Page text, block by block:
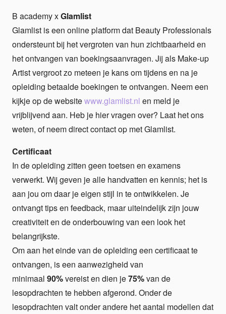
B academy xGlamlist
Glamlist is een online platform dat Beauty Professionals
ondersteunt bij het vergroten van hun zichtbaarheid en
het ontvangen van boekingsaanvragen. Jij als Make-up
Artist vergroot zo meteen je kans om tijdens en na je
opleiding betaalde boekingen te ontvangen. Neem een
kijkje op de websitewww.glamlist.nl en meld je
vrijblijvend aan. Heb je hier vragen over? Laat het ons
weten, of neem direct contact op met Glamlist.
Certificaat
In de opleiding zitten geen toetsen en examens
verwerkt. Wij geven je alle handvatten en kennis; het is
aan jou om daar je eigen stijl in te ontwikkelen. Je
ontvangt tips en feedback, maar uiteindelijk zijn jouw
creativiteit en de onderbouwing van een look het
belangrijkste.
Om aan het einde van de opleiding een certificaat te
ontvangen, is een aanwezigheid van
minimaal 90%vereist en dien je75%van de
lesopdrachten te hebben afgerond. Onder de
lesopdrachten valt onder andere het aantal modellen dat